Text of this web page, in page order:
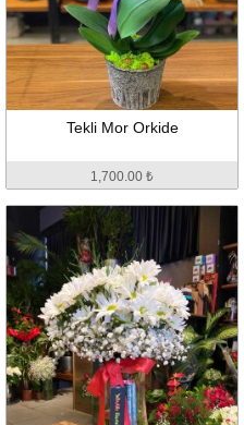
Tekli Mor Orkide
1,700.00 ₺